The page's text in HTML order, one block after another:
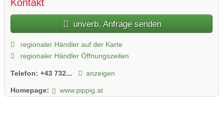
Kontakt
unverb. Anfrage senden
regionaler Händler auf der Karte
regionaler Händler Öffnungszeiten
Telefon: +43 732... anzeigen
Homepage: www.pippig.at